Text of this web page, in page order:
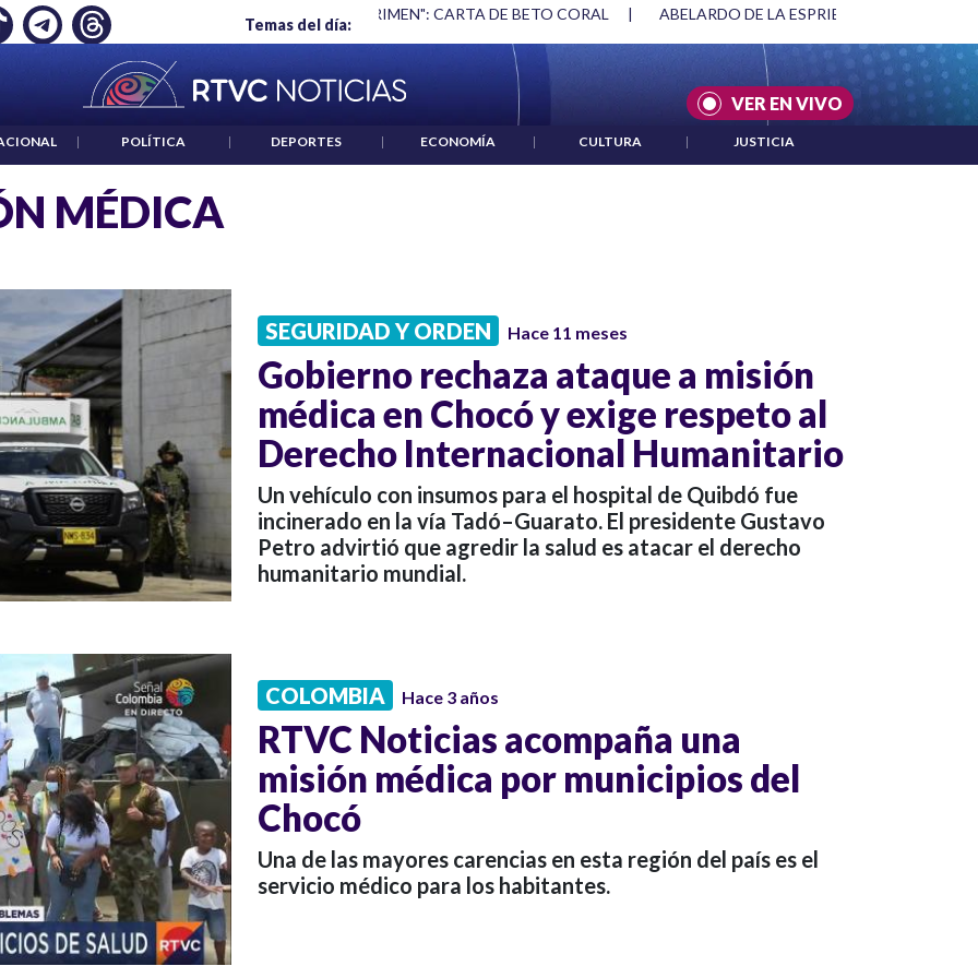
Temas del día:
EMPLEO: JP MORGAN "HABLAR NO ES UN CRIMEN": CARTA DE BETO CORAL | ABELARDO DE LA ESPRIELLA Y DMG
VER EN VIVO
| POLÍTICA | DEPORTES | ECONOMÍA | CULTURA | JUSTICIA
MÉDICA
SEGURIDAD Y ORDEN Hace 11 meses
Gobierno rechaza ataque a misión
médica en Chocó y exige respeto al
Derecho Internacional Humanitario
Un vehículo con insumos para el hospital de Quibdó fue
incinerado en la vía Tadó–Guarato. El presidente Gustavo
Petro advirtió que agredir la salud es atacar el derecho
humanitario mundial.
COLOMBIA Hace 3 años
RTVC Noticias acompaña una
misión médica por municipios del
Chocó
Una de las mayores carencias en esta región del país es el
servicio médico para los habitantes.